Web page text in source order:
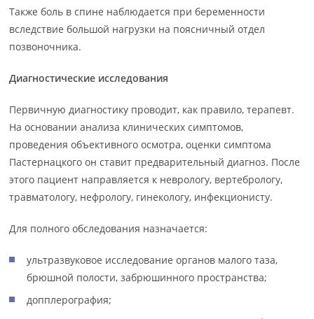
Также боль в спине наблюдается при беременности
вследствие большой нагрузки на поясничный отдел
позвоночника.
Диагностические исследования
Первичную диагностику проводит, как правило, терапевт.
На основании анализа клинических симптомов,
проведения объективного осмотра, оценки симптома
Пастернацкого он ставит предварительный диагноз. После
этого пациент направляется к неврологу, вертебрологу,
травматологу, нефрологу, гинекологу, инфекционисту.
Для полного обследования назначается:
ультразвуковое исследование органов малого таза,
брюшной полости, забрюшинного пространства;
допплерография;